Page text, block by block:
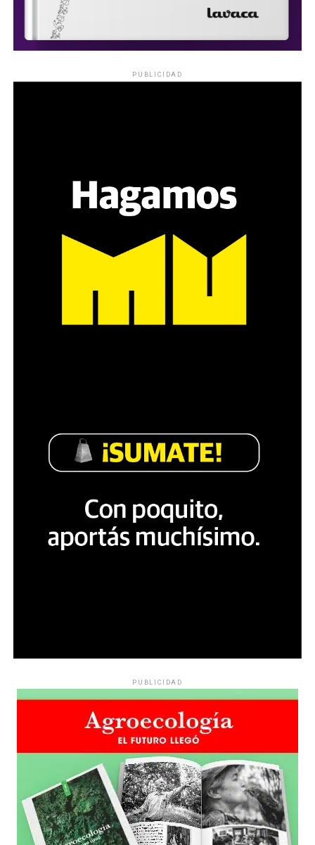
PUBLICIDAD
PUBLICIDAD